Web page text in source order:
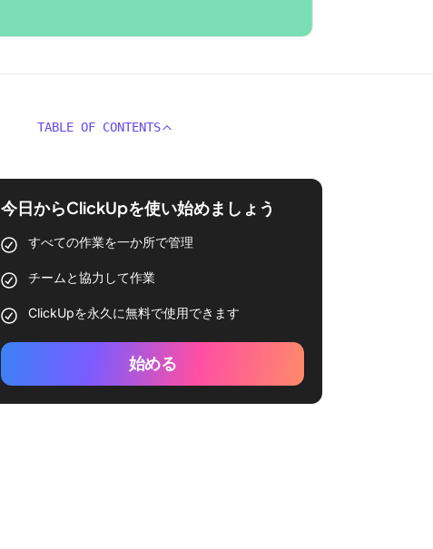
TABLE OF CONTENTS
今日からClickUpを使い始めましょう
すべての作業を一か所で管理
チームと協力して作業
ClickUpを永久に無料で使用できます
始める